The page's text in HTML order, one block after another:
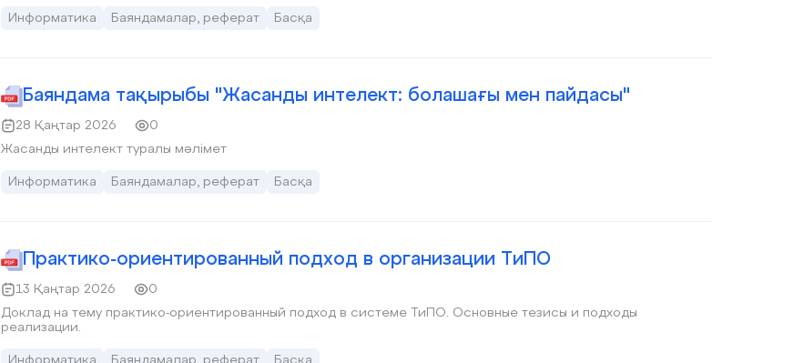
мамандығында оқитын студенттер, болашақтың ең қажетті мамандарының бірі.
Информатика Баяндамалар, реферат Басқа
Баяндама тақырыбы "Жасанды интелект: болашағы мен пайдасы"
28 Қаңтар 2026
0
Жасанды интелект туралы мәлімет
Информатика Баяндамалар, реферат Басқа
Практико-ориентированный подход в организации ТиПО
13 Қаңтар 2026
0
Доклад на тему практико-ориентированный подход в системе ТиПО. Основные тезисы и подходы
реализации.
Информатика Баяндамалар, реферат Басқа